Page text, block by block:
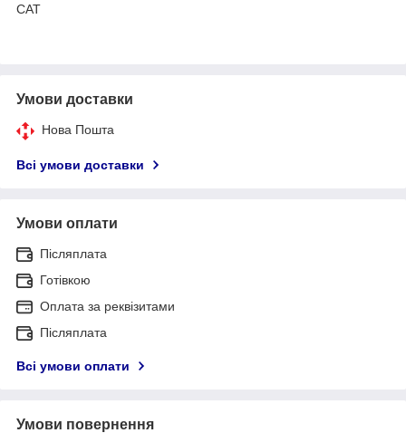
САТ
Умови доставки
Нова Пошта
Всі умови доставки
Умови оплати
Післяплата
Готівкою
Оплата за реквізитами
Післяплата
Всі умови оплати
Умови повернення